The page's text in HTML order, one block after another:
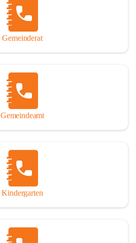
Gemeinderat
Gemeindeamt
Kindergarten